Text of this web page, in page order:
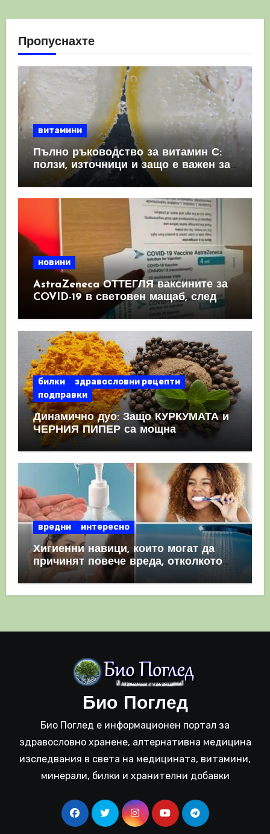
Пропуснахте
витамини
Пълно ръководство за витамин С:
ползи, източници и защо е важен за
имунната система
новини
AstraZeneca ОТТЕГЛЯ ваксините за
COVID-19 в световен мащаб, след
като призна, че те причиняват
билки
здравословни рецепти
подправки
Динамично дуо: Защо КУРКУМАТА и
ЧЕРНИЯ ПИПЕР са мощна
комбинация
вредни интересно
Хигиенни навици, които могат да
причинят повече вреда, отколкото
полза
Био Поглед
Био Поглед е информационен портал за
здравословно хранене, алтернативна медицина
изследвания в света на медицината, витамини,
минерали, билки и хранителни добавки